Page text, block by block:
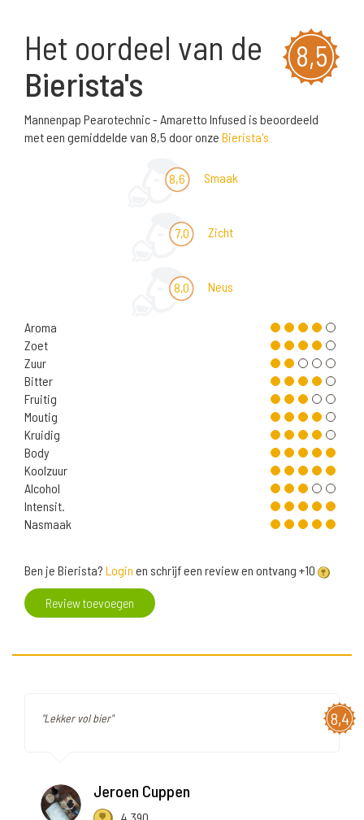
8,5
Het oordeel van de
Bierista's
Mannenpap Pearotechnic - Amaretto Infused is beoordeeld
met een gemiddelde van 8,5 door onze Bierista's
8,6 Smaak
7,0 Zicht
8,0 Neus
Aroma
Zoet
Zuur
Bitter
Fruitig
Moutig
Kruidig
Body
Koolzuur
Alcohol
Intensit.
Nasmaak
Ben je Bierista? Login en schrijf een review en ontvang +10
Review toevoegen
8,4
"Lekker vol bier"
Jeroen Cuppen